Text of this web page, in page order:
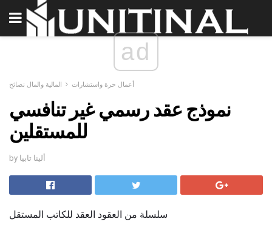
ad
أعمال حرة واستشارات المالية والمال نصائح
نموذج عقد رسمي غير تنافسي
للمستقلين
by ألينا تابيا
سلسلة من العقود العقد للكاتب المستقل